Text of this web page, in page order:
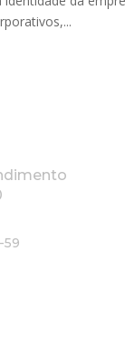
59